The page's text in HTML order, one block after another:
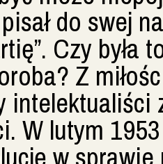
do swej
Czy była
Z
W lutym